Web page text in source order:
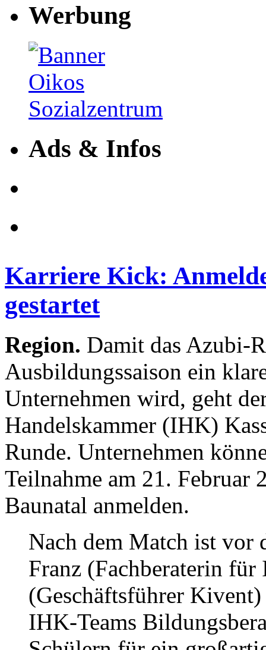
Werbung
Ads & Infos
Karriere Kick:
gestartet
Region. Damit das Azubi-
Ausbildungssaison ein
Unternehmen wird, geht
Handelskammer (IHK)
Runde. Unternehmen
Teilnahme am 21. Februar
Baunatal anmelden.
Nach dem Match ist vor
Franz (Fachberaterin
(Geschäftsführer
IHK-Teams